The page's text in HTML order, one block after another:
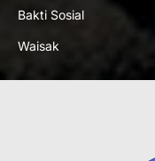
Bakti Sosial
Waisak